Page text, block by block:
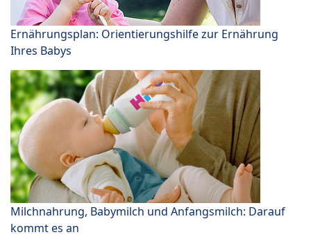
Ernährungsplan: Orientierungshilfe zur Ernährung
Ihres Babys
Milchnahrung, Babymilch und Anfangsmilch: Darauf
kommt es an